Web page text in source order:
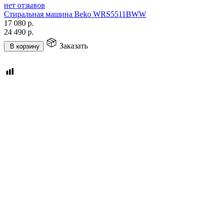
нет отзывов
Стиральная машина Beko WRS5511BWW
17 080 р.
24 490 р.
В корзину Заказать